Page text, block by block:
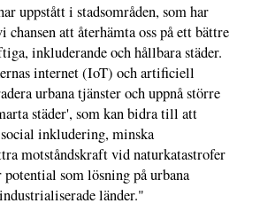
uppstått i stadsområden, som har
att återhämta oss på ett bättre
inkluderande och hållbara städer.
internet (IoT) och artificiell
urbana tjänster och uppnå större
städer', som kan bidra till att
inkludering, minska
motståndskraft vid naturkatastrofer
potential som lösning på urbana
länder."